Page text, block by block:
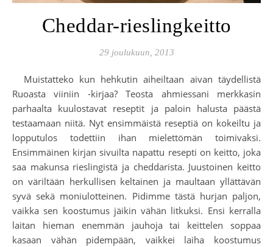
Cheddar-rieslingkeitto
29 joulukuun, 2013
Muistatteko kun hehkutin aiheiltaan aivan täydellistä
Ruoasta viiniin -kirjaa? Teosta ahmiessani merkkasin
parhaalta kuulostavat reseptit ja paloin halusta päästä
testaamaan niitä. Nyt ensimmäistä reseptiä on kokeiltu ja
lopputulos todettiin ihan mielettömän toimivaksi.
Ensimmäinen kirjan sivuilta napattu resepti on keitto, joka
saa makunsa rieslingistä ja cheddarista. Juustoinen keitto
on väriltään herkullisen keltainen ja maultaan yllättävän
syvä sekä moniulotteinen. Pidimme tästä hurjan paljon,
vaikka sen koostumus jäikin vähän litkuksi. Ensi kerralla
laitan hieman enemmän jauhoja tai keittelen soppaa
kasaan vähän pidempään, vaikkei laiha koostumus